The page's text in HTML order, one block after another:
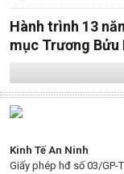
Hành trình 13
mục Trương Bửu
Kinh Tế An Ninh
Giấy phép hđ số 03/GP-